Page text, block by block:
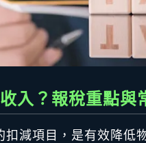
入？報稅重點與
扣減項目，是有效降低